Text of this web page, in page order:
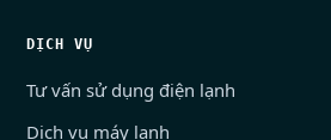
DỊCH VỤ
Tư vấn sử dụng điện lạnh
Dịch vụ máy lạnh